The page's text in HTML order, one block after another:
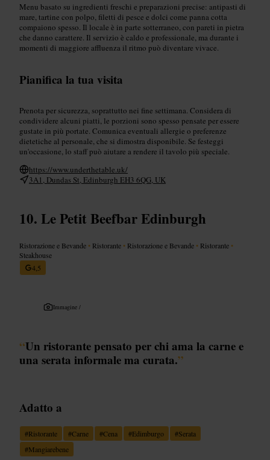
Menu basato su ingredienti freschi e preparazioni precise: antipasti di
mare, tartine con polpo, filetti di pesce e dolci come panna cotta
compaiono spesso. Il locale è in parte sotterraneo, con pareti in pietra
che danno carattere. Il servizio è caldo e professionale, ma durante i
momenti di maggiore affluenza il ritmo può diventare vivace.
Pianifica la tua visita
Prenota per sicurezza, soprattutto nei fine settimana. Considera di
condividere alcuni piatti, le porzioni sono spesso pensate per essere
gustate in più portate. Comunica eventuali allergie o preferenze
dietetiche al personale, che si dimostra disponibile. Se festeggi
un'occasione, lo staff può aiutare a rendere il tavolo più speciale.
https://www.underthetable.uk/
3A1, Dundas St, Edinburgh EH3 6QG, UK
Le Petit Beefbar Edinburgh
Ristorazione e Bevande • Ristorante • Ristorazione e Bevande • Ristorante •
Steakhouse
4,5
Immagine /
“Un ristorante pensato per chi ama la carne e
una serata informale ma curata.”
Adatto a
#Ristorante #Carne #Cena #Edimburgo #Serata
#Mangiarebene